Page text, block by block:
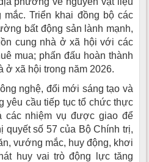
Triển khai đồng bộ các
bất động sản lành mạnh,
cung nhà ở xã hội với các
mua; phấn đấu hoàn thành
ở xã hội trong năm 2026.
nghệ, đổi mới sáng tạo và
yêu cầu tiếp tục tổ chức thực
các nhiệm vụ được giao để
quyết số 57 của Bộ Chính trị,
vướng mắc, huy động, khơi
huy vai trò động lực tăng